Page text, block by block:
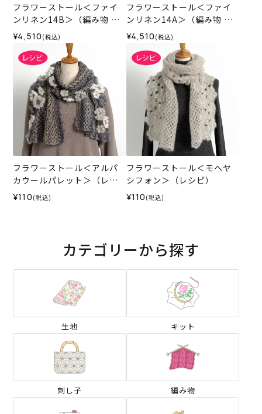
フラワーストール＜ファイ
ンリネン14B＞（編み物 材
料セット）
¥4,510 (税込)
フラワーストール＜ファイ
ンリネン14A＞（編み物 材
料セット）
¥4,510 (税込)
フラワーストール＜アルパ
カウールパレット＞（レシ
ピ）
¥110 (税込)
フラワーストール＜モヘヤ
シフォン＞（レシピ）
¥110 (税込)
カテゴリーから探す
生地 キット
刺し子 編み物